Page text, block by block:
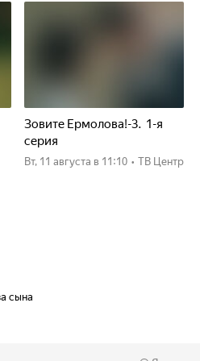
Зовите Ермолова!-3. 1-я
серия
вт, 11 августа в 11:10 • ТВ Центр
сына